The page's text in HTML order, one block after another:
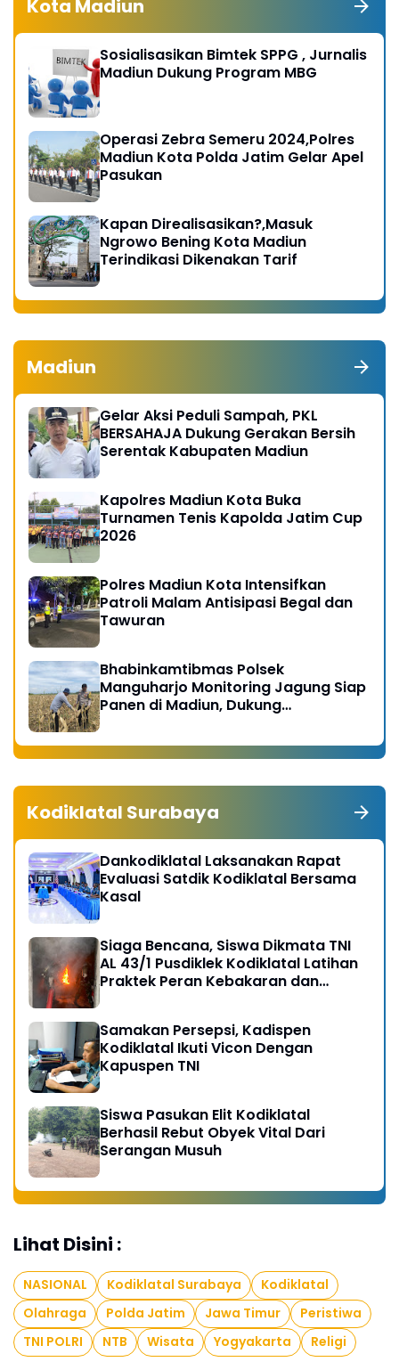
Kota Madiun
Sosialisasikan Bimtek SPPG , Jurnalis
Madiun Dukung Program MBG
Operasi Zebra Semeru 2024,Polres
Madiun Kota Polda Jatim Gelar Apel
Pasukan
Kapan Direalisasikan?,Masuk
Ngrowo Bening Kota Madiun
Terindikasi Dikenakan Tarif
Madiun
Gelar Aksi Peduli Sampah, PKL
BERSAHAJA Dukung Gerakan Bersih
Serentak Kabupaten Madiun
Kapolres Madiun Kota Buka
Turnamen Tenis Kapolda Jatim Cup
2026
Polres Madiun Kota Intensifkan
Patroli Malam Antisipasi Begal dan
Tawuran
Bhabinkamtibmas Polsek
Manguharjo Monitoring Jagung Siap
Panen di Madiun, Dukung
Kodiklatal Surabaya
Dankodiklatal Laksanakan Rapat
Evaluasi Satdik Kodiklatal Bersama
Kasal
Siaga Bencana, Siswa Dikmata TNI
AL 43/1 Pusdiklek Kodiklatal Latihan
Praktek Peran Kebakaran dan
Samakan Persepsi, Kadispen
Kodiklatal Ikuti Vicon Dengan
Kapuspen TNI
Siswa Pasukan Elit Kodiklatal
Berhasil Rebut Obyek Vital Dari
Serangan Musuh
Lihat Disini :
NASIONAL Kodiklatal Surabaya
Kodiklatal
Olahraga
Polda Jatim Jawa Timur
Peristiwa
TNI POLRI
NTB Wisata Yogyakarta Religi